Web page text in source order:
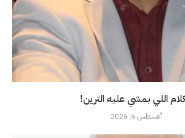
اللي بمشي عليه الترين!
أغسطس 6, 2026